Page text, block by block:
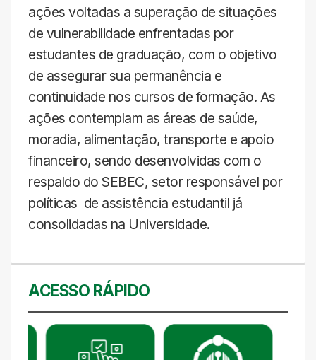
ações voltadas a superação de situações
de vulnerabilidade enfrentadas por
estudantes de graduação, com o objetivo
de assegurar sua permanência e
continuidade nos cursos de formação. As
ações contemplam as áreas de saúde,
moradia, alimentação, transporte e apoio
financeiro, sendo desenvolvidas com o
respaldo do SEBEC, setor responsável por
políticas de assistência estudantil já
consolidadas na Universidade.
ACESSO RÁPIDO